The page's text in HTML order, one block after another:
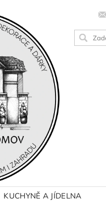
KUCHYNĚ A JÍDELNA